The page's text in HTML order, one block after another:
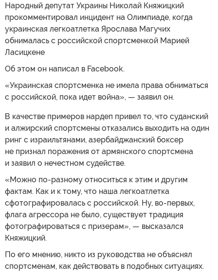
Народный депутат Украины Николай Княжицкий
прокомментировал инцидент на Олимпиаде, когда
украинская легкоатлетка Ярослава Магучих
обнималась с российской спортсменкой Марией
Ласицкене
Об этом он написал в Facebook.
«Украинская спортсменка не имела права обниматься
с российской, пока идет война», — заявил он.
В качестве примеров нардеп привел то, что суданский
и алжирский спортсмены отказались выходить на один
ринг с израильтянами, азербайджанский боксер
не признал поражения от армянского спортсмена
и заявил о нечестном судействе.
«Можно по-разному относиться к этим и другим
фактам. Как и к тому, что наша легкоатлетка
сфотографировалась с российской. Ну, во-первых,
флага агрессора не было, существует традиция
фотографироваться с призерам», — высказался
Княжицкий.
По его мнению, никто из руководства не объяснял
спортсменам, как действовать в подобных ситуациях.